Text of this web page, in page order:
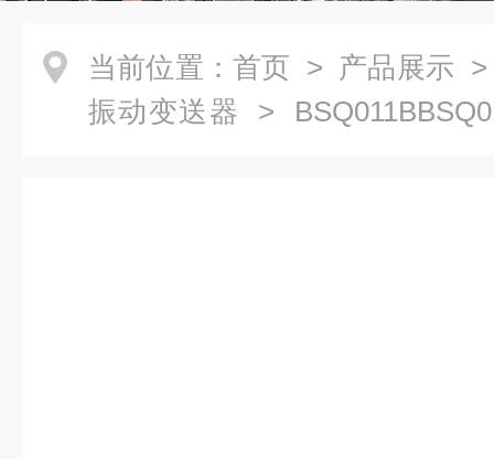
当前位置： 首页 > 产品展示
振动变送器 >